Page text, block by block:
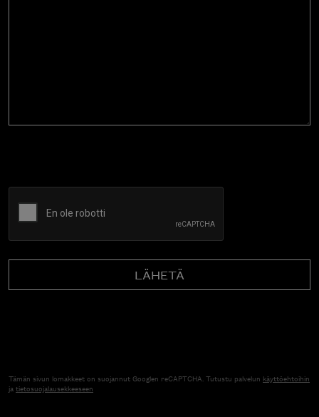
Tämän sivun lomakkeet on suojannut Googlen reCAPTCHA. Tutustu palvelun käyttöehtoihin
jatietosuojalausekkeeseen